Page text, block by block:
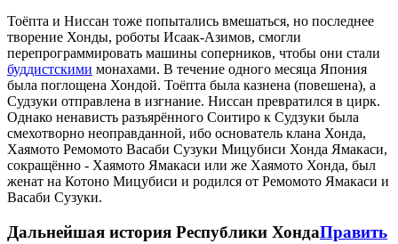
Тоёпта и Ниссан тоже попытались вмешаться, но последнее
творение Хонды, роботы Исаак-Азимов, смогли
перепрограммировать машины соперников, чтобы они стали
буддистскими монахами. В течение одного месяца Япония
была поглощена Хондой. Тоёпта была казнена (повешена), а
Судзуки отправлена в изгнание. Ниссан превратился в цирк.
Однако ненависть разъярённого Соитиро к Судзуки была
смехотворно неоправданной, ибо основатель клана Хонда,
Хаямото Ремомото Васаби Сузуки Мицубиси Хонда Ямакаси,
сокращённо - Хаямото Ямакаси или же Хаямото Хонда, был
женат на Котоно Мицубиси и родился от Ремомото Ямакаси и
Васаби Сузуки.
Дальнейшая история Республики ХондаПравить